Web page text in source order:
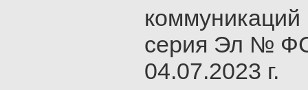
серия Эл №
04.07.2023 г.